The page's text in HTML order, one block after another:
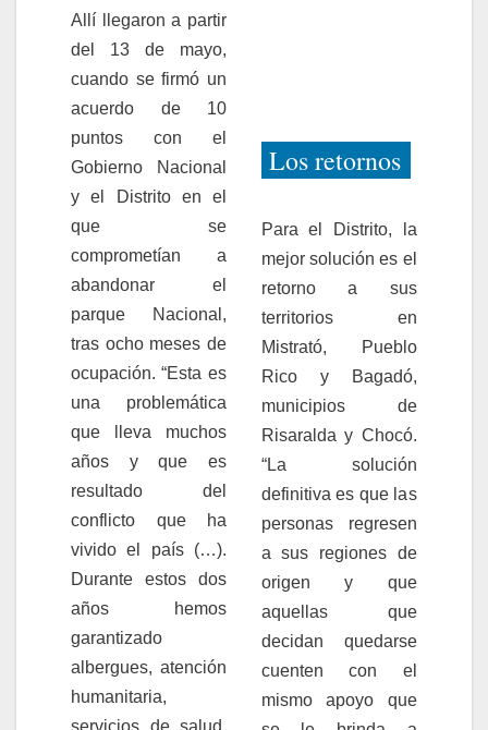
Allí llegaron a partir
del 13 de mayo,
cuando se firmó un
acuerdo de 10
puntos con el
Gobierno Nacional
y el Distrito en el
que se
comprometían a
abandonar el
parque Nacional,
tras ocho meses de
ocupación. “Esta es
una problemática
que lleva muchos
años y que es
resultado del
conflicto que ha
vivido el país (…).
Durante estos dos
años hemos
garantizado
albergues, atención
humanitaria,
servicios de salud,
Los retornos
Para el Distrito, la
mejor solución es el
retorno a sus
territorios en
Mistrató, Pueblo
Rico y Bagadó,
municipios de
Risaralda y Chocó.
“La solución
definitiva es que las
personas regresen
a sus regiones de
origen y que
aquellas que
decidan quedarse
cuenten con el
mismo apoyo que